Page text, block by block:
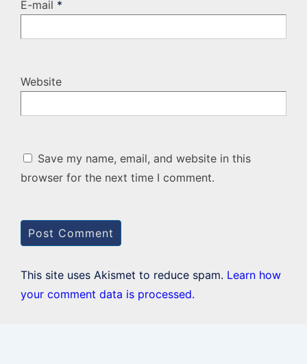
E-mail *
Website
Save my name, email, and website in this
browser for the next time I comment.
This site uses Akismet to reduce spam. Learn how
your comment data is processed.